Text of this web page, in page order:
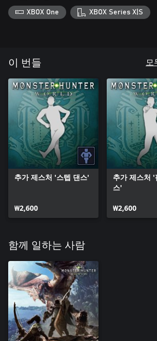
XBOX One XBOX Series X|S
이 번들 모
추가 제스처 '스텝 댄스'
₩2,600
추가 제스처 '
스'
₩2,600
함께 일하는 사람